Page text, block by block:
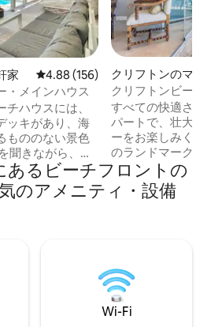
家 レビュー156件、5つ星中4.88つ
4.88 (156)
・メインハウス
ハウスには、
ッキがあり、海
もののない景色
聞きながら、サ
クスしましょ
とダイニングル
ラウンジエリアの
ベッドルームは
パーペントハウ
は完全に分離さ
クリフトンのマン
アパート
クリフトンビーチ
景色を楽しめる、
適さ
すべての快適さを
パートで、壮大な
ーをお楽しみくだ
のランドマーク
るこのアパートは
ックな雰囲気で装
グサイズベッドを
を備えたオープン
と5脚のラウンジ
建物の2階にある
用いただけます。 到着時にホストから連
あるビーチフロントの
のアメニティ・設備
Wi-Fi